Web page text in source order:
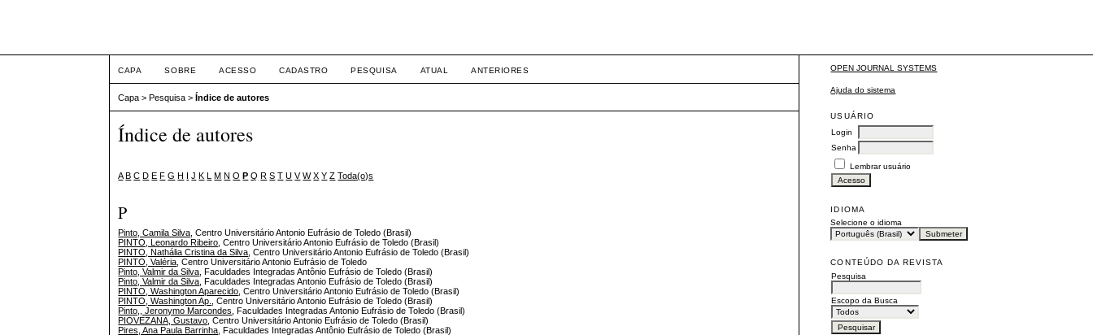
OPEN JOURNAL SYSTEMS
Ajuda do sistema
USUÁRIO
Login
Senha
Lembrar usuário
IDIOMA
Selecione o idioma
CONTEÚDO DA REVISTA
Pesquisa
Escopo da Busca
CAPA SOBRE ACESSO CADASTRO PESQUISA ATUAL ANTERIORES
Capa >Pesquisa >Índice de autores
Índice de autores
A B C D E F G H I J K L M N O P Q R S T U V W X Y Z Toda(o)s
P
Pinto, Camila Silva , Centro Universitário Antonio Eufrásio de Toledo (Brasil)
PINTO, Leonardo Ribeiro , Centro Universitário Antonio Eufrásio de Toledo (Brasil)
PINTO, Nathália Cristina da Silva , Centro Universitário Antonio Eufrásio de Toledo (Brasil)
PINTO, Valéria , Centro Universitário Antonio Eufrásio de Toledo
Pinto, Valmir da Silva , Faculdades Integradas Antônio Eufrásio de Toledo (Brasil)
Pinto, Valmir da Silva , Faculdades Integradas Antonio Eufrásio de Toledo (Brasil)
PINTO, Washington Aparecido , Centro Universitário Antonio Eufrásio de Toledo (Brasil)
PINTO, Washington Ap.
, Centro Universitário Antonio Eufrásio de Toledo (Brasil)
Pinto,, Jeronymo Marcondes
, Faculdades Integradas Antonio Eufrásio de Toledo (Brasil)
PIOVEZANA, Gustavo , Centro Universitário Antonio Eufrásio de Toledo (Brasil)
Pires, Ana Paula Barrinha , Faculdades Integradas Antônio Eufrásio de Toledo (Brasil)